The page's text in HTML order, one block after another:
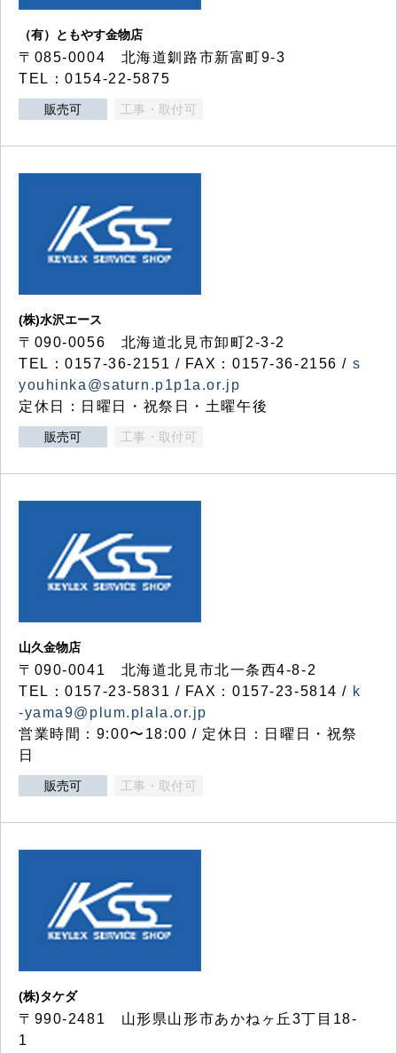
（有）ともやす金物店
〒085-0004 北海道釧路市新富町9-3
TEL：0154-22-5875
販売可 工事・取付可
(株)水沢エース
〒090-0056 北海道北見市卸町2-3-2
TEL：0157-36-2151 / FAX：0157-36-2156 / s
youhinka@saturn.p1p1a.or.jp
定休日：日曜日・祝祭日・土曜午後
販売可 工事・取付可
山久金物店
〒090-0041 北海道北見市北一条西4-8-2
TEL：0157-23-5831 / FAX：0157-23-5814 / k
-yama9@plum.plala.or.jp
営業時間：9:00〜18:00 / 定休日：日曜日・祝祭
日
販売可 工事・取付可
(株)タケダ
〒990-2481 山形県山形市あかねヶ丘3丁目18-
1